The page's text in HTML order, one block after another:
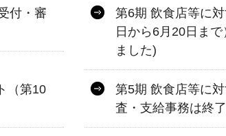
付・審
第6期 飲食店等に
日から6月20日ま
ました)
（第10
第5期 飲食店等に
査・支給事務は終